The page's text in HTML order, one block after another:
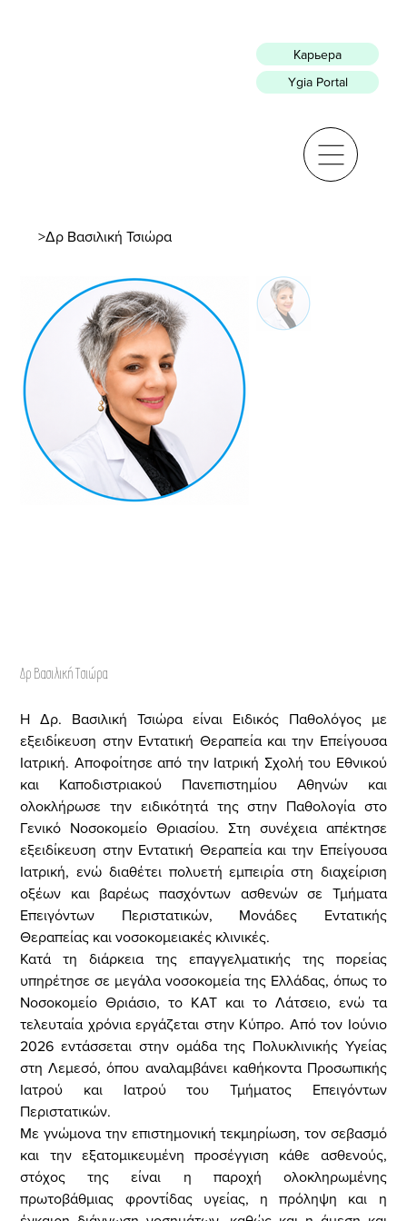
Карьера
Ygia Portal
>Δρ Βασιλική Τσιώρα
Δρ Βασιλική Τσιώρα
Η Δρ. Βασιλική Τσιώρα είναι Ειδικός Παθολόγος με
εξειδίκευση στην Εντατική Θεραπεία και την Επείγουσα
Ιατρική. Αποφοίτησε από την Ιατρική Σχολή του Εθνικού
και Καποδιστριακού Πανεπιστημίου Αθηνών και
ολοκλήρωσε την ειδικότητά της στην Παθολογία στο
Γενικό Νοσοκομείο Θριασίου. Στη συνέχεια απέκτησε
εξειδίκευση στην Εντατική Θεραπεία και την Επείγουσα
Ιατρική, ενώ διαθέτει πολυετή εμπειρία στη διαχείριση
οξέων και βαρέως πασχόντων ασθενών σε Τμήματα
Επειγόντων Περιστατικών, Μονάδες Εντατικής
Θεραπείας και νοσοκομειακές κλινικές.
Κατά τη διάρκεια της επαγγελματικής της πορείας
υπηρέτησε σε μεγάλα νοσοκομεία της Ελλάδας, όπως το
Νοσοκομείο Θριάσιο, το ΚΑΤ και το Λάτσειο, ενώ τα
τελευταία χρόνια εργάζεται στην Κύπρο. Από τον Ιούνιο
2026 εντάσσεται στην ομάδα της Πολυκλινικής Υγείας
στη Λεμεσό, όπου αναλαμβάνει καθήκοντα Προσωπικής
Ιατρού και Ιατρού του Τμήματος Επειγόντων
Περιστατικών.
Με γνώμονα την επιστημονική τεκμηρίωση, τον σεβασμό
και την εξατομικευμένη προσέγγιση κάθε ασθενούς,
στόχος της είναι η παροχή ολοκληρωμένης
πρωτοβάθμιας φροντίδας υγείας, η πρόληψη και η